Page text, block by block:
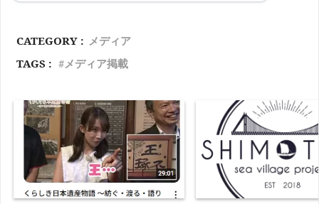
CATEGORY : メディア
TAGS :
メディア掲載